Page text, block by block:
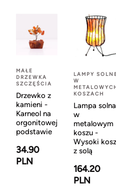
MAŁE
DRZEWKA
SZCZĘŚCIA
Drzewko z
kamieni -
Karneol na
orgonitowej
podstawie
34.90
PLN
LAMPY
W
KOSZACH
Lampa solna
w
metalowym
koszu -
Wysoki kosz
z solą
164.20
PLN